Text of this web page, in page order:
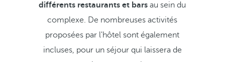
différents restaurants et bars au sein du
complexe. De nombreuses activités
proposées par l'hôtel sont également
incluses, pour un séjour qui laissera de